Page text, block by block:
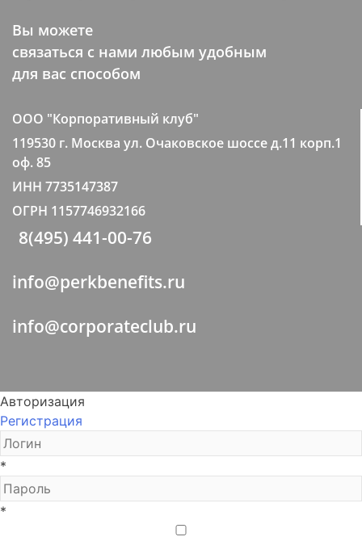
Вы можете
связаться с нами любым удобным
для вас способом
ООО "Корпоративный клуб"
119530 г. Москва ул. Очаковское шоссе д.11 корп.1
оф. 85
ИНН 7735147387
ОГРН 1157746932166
8(495) 441-00-76
info@perkbenefits.ru
info@corporateclub.ru
Авторизация
Регистрация
*
*